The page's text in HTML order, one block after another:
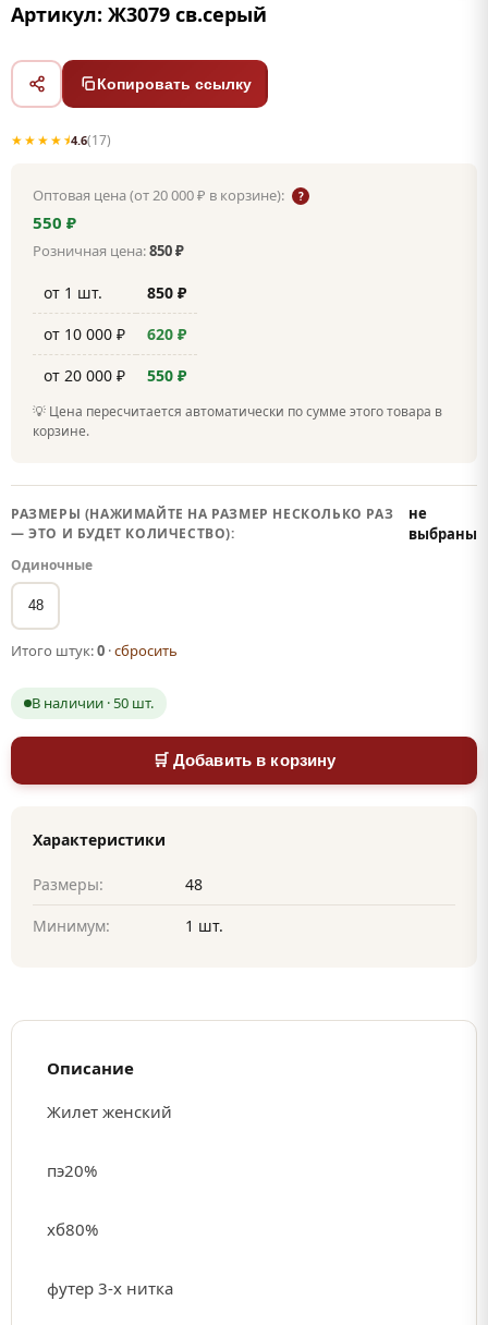
Артикул: Ж3079 св.серый
Копировать ссылку
★★★★⯨4.6(17)
Оптовая цена (от 20 000 ₽ в корзине): ?
550 ₽
Розничная цена:850 ₽
от 1 шт.
850 ₽
от 10 000 ₽
620 ₽
от 20 000 ₽
550 ₽
💡 Цена пересчитается автоматически по сумме этого товара в
корзине.
РАЗМЕРЫ (НАЖИМАЙТЕ НА РАЗМЕР НЕСКОЛЬКО РАЗ
— ЭТО И БУДЕТ КОЛИЧЕСТВО):
не
выбраны
Одиночные
48
Итого штук:0 ·сбросить
В наличии · 50 шт.
🛒 Добавить в корзину
Характеристики
Размеры:
48
Минимум:
1 шт.
Описание
Жилет женский
пэ20%
хб80%
футер 3-х нитка